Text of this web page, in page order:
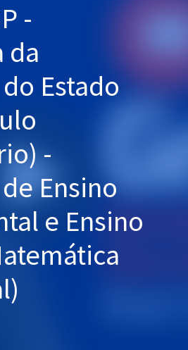
-
da
Estado
-
Ensino
e Ensino